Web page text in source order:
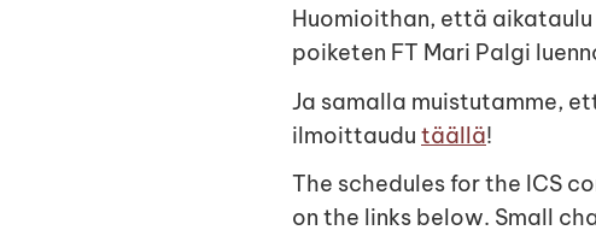
Huomioithan, että
poiketen FT Mari Palgi
Ja samalla muistutamme,
ilmoittaudu täällä!
The schedules for the ICS
on the links below. Small